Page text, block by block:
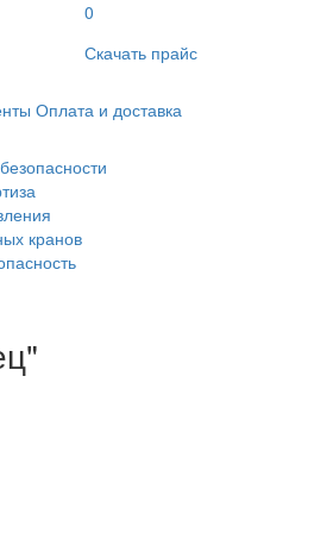
0
Скачать прайс
Оплата и доставка
кранов